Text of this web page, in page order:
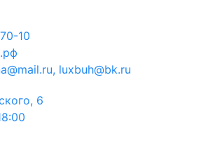
10
luxbuh@bk.ru
6